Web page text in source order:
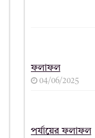
ফলাফল
04/06/2025
পর্যায়ের ফলাফল